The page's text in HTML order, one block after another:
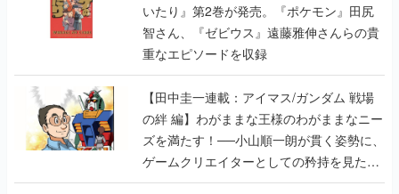
いたり』第2巻が発売。『ポケモン』田尻
智さん、『ゼビウス』遠藤雅伸さんらの貴
重なエピソードを収録
【田中圭一連載：アイマス/ガンダム 戦場
の絆 編】わがままな王様のわがままなニー
ズを満たす！──小山順一朗が貫く姿勢に、
ゲームクリエイターとしての矜持を見た
【若ゲのいたり最終回】